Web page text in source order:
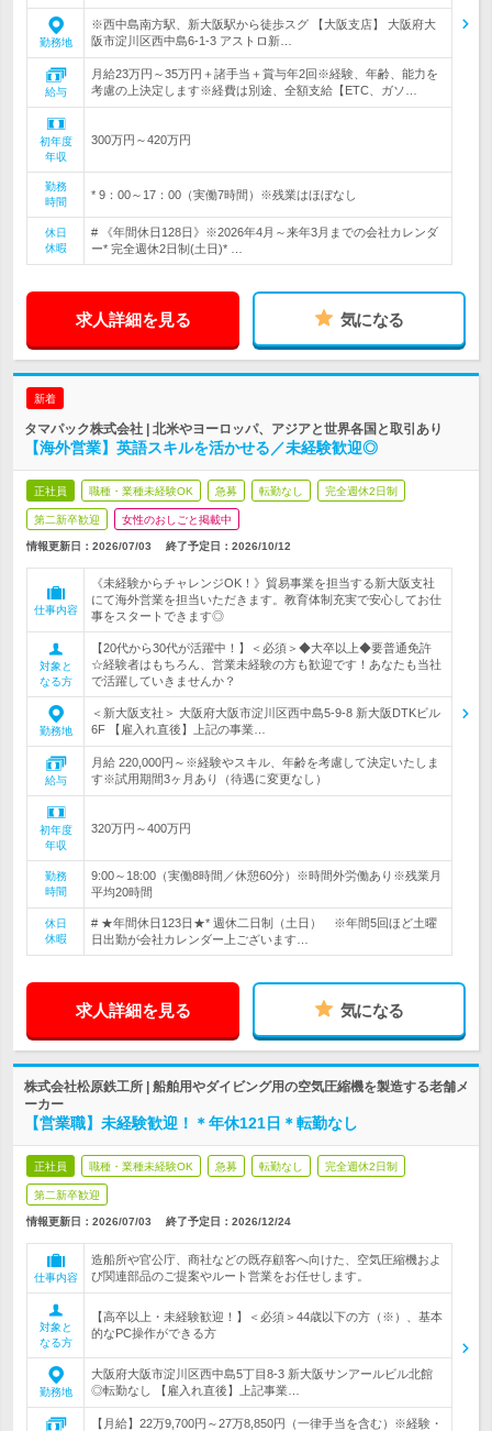
勤務地
※西中島南方駅、新大阪駅から徒歩スグ 【大阪支店】 大阪府大
阪市淀川区西中島6-1-3 アストロ新…
給与
月給23万円～35万円＋諸手当＋賞与年2回※経験、年齢、能力を
考慮の上決定します※経費は別途、全額支給【ETC、ガソ…
初年度
年収
300万円～420万円
勤務
時間
* 9：00～17：00（実働7時間）※残業はほぼなし
休日
休暇
# 《年間休日128日》※2026年4月～来年3月までの会社カレンダ
ー* 完全週休2日制(土日)* …
求人詳細を見る 気になる
新着
タマパック株式会社 | 北米やヨーロッパ、アジアと世界各国と取引あり
【海外営業】英語スキルを活かせる／未経験歓迎◎
正社員 職種・業種未経験OK 急募 転勤なし 完全週休2日制
第二新卒歓迎 女性のおしごと掲載中
情報更新日：2026/07/03 終了予定日： 2026/10/12
仕事内容
《未経験からチャレンジOK！》貿易事業を担当する新大阪支社
にて海外営業を担当いただきます。教育体制充実で安心してお仕
事をスタートできます◎
対象と
なる方
【20代から30代が活躍中！】＜必須＞◆大卒以上◆要普通免許
☆経験者はもちろん、営業未経験の方も歓迎です！あなたも当社
で活躍していきませんか？
勤務地
＜新大阪支社＞ 大阪府大阪市淀川区西中島5-9-8 新大阪DTKビル
6F 【雇入れ直後】上記の事業…
給与
月給 220,000円～※経験やスキル、年齢を考慮して決定いたしま
す※試用期間3ヶ月あり（待遇に変更なし）
初年度
年収
320万円～400万円
勤務
時間
9:00～18:00（実働8時間／休憩60分）※時間外労働あり※残業月
平均20時間
休日
休暇
# ★年間休日123日★* 週休二日制（土日） ※年間5回ほど土曜
日出勤が会社カレンダー上ございます…
求人詳細を見る 気になる
株式会社松原鉄工所 | 船舶用やダイビング用の空気圧縮機を製造する老舗メ
ーカー
【営業職】未経験歓迎！＊年休121日＊転勤なし
正社員 職種・業種未経験OK 急募 転勤なし 完全週休2日制
第二新卒歓迎
情報更新日：2026/07/03 終了予定日： 2026/12/24
仕事内容
造船所や官公庁、商社などの既存顧客へ向けた、空気圧縮機およ
び関連部品のご提案やルート営業をお任せします。
対象と
なる方
【高卒以上・未経験歓迎！】＜必須＞44歳以下の方（※）、基本
的なPC操作ができる方
勤務地
大阪府大阪市淀川区西中島5丁目8-3 新大阪サンアールビル北館
◎転勤なし 【雇入れ直後】上記事業…
【月給】22万9,700円～27万8,850円（一律手当を含む）※経験・